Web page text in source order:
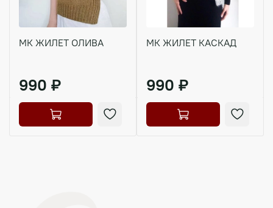
МК ЖИЛЕТ ОЛИВА
990 ₽
МК ЖИЛЕТ КАСКАД
990 ₽